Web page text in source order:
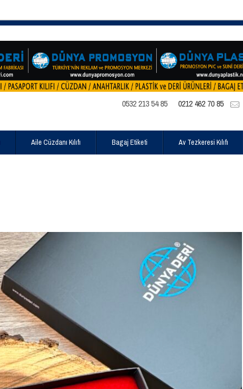
0532 213 54 85 0212 462 70 85
Aile Cüzdanı Kılıfı Bagaj Etiketi Av Tezkeresi Kılıfı